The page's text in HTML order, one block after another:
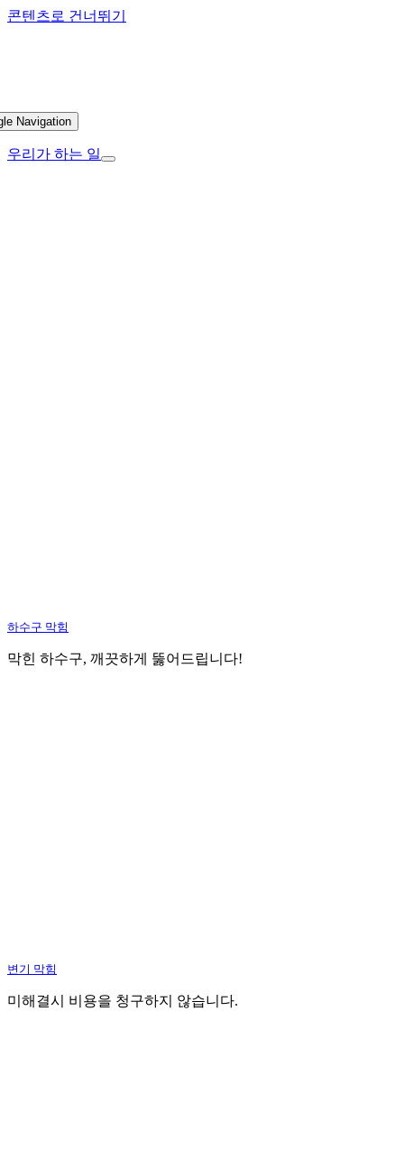
콘텐츠로 건너뛰기
Navigation
우리가 하는 일
하수구 막힘
막힌 하수구, 깨끗하게 뚫어드립니다!
변기 막힘
미해결시 비용을 청구하지 않습니다.